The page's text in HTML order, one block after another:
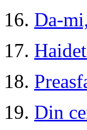
16. Da-
17.
18.
19. Din